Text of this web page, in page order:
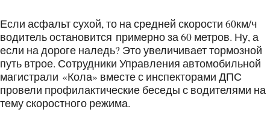
Если асфальт сухой, то на средней скорости 60км/ч
водитель остановится примерно за 60 метров. Ну, а
если на дороге наледь? Это увеличивает тормозной
путь втрое. Сотрудники Управления автомобильной
магистрали «Кола» вместе с инспекторами ДПС
провели профилактические беседы с водителями на
тему скоростного режима.